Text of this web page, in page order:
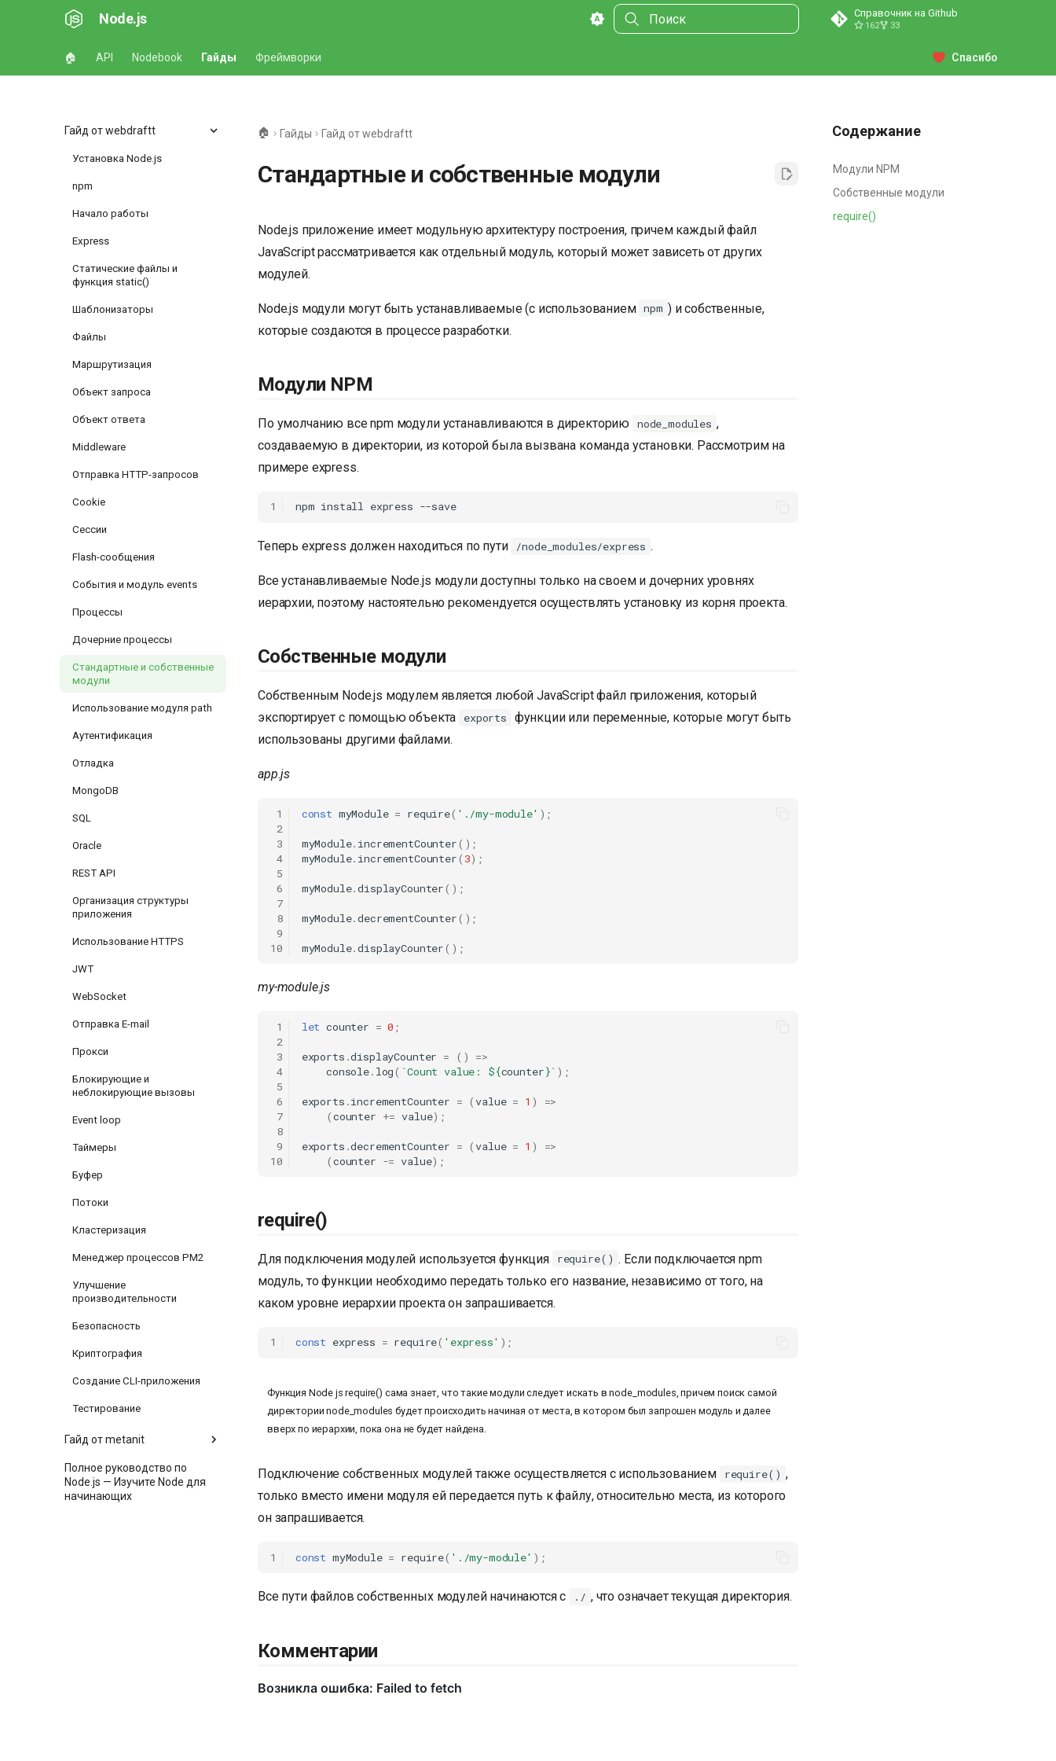
Node.js Справочник на Github
162 33
🏠 API Nodebook Гайды Фреймворки Спасибо
Гайд от webdraftt
Установка Node.js
npm
Начало работы
Express
Статические файлы и
функция static()
Шаблонизаторы
Файлы
Маршрутизация
Объект запроса
Объект ответа
Middleware
Отправка HTTP-запросов
Cookie
Сессии
Flash-сообщения
События и модуль events
Процессы
Дочерние процессы
Стандартные и собственные
модули
Использование модуля path
Аутентификация
Отладка
MongoDB
SQL
Oracle
REST API
Организация структуры
приложения
Использование HTTPS
JWT
WebSocket
Отправка E-mail
Прокси
Блокирующие и
неблокирующие вызовы
Event loop
Таймеры
Буфер
Потоки
Кластеризация
Менеджер процессов PM2
Улучшение
производительности
Безопасность
Криптография
Создание CLI-приложения
Тестирование
Гайд от metanit
Полное руководство по
Node.js — Изучите Node для
начинающих
Содержание
Модули NPM
Собственные модули
require()
🏠 Гайды Гайд от webdraftt
Стандартные и собственные модули
Node.js приложение имеет модульную архитектуру построения, причем каждый файл
JavaScript рассматривается как отдельный модуль, который может зависеть от других
модулей.
Node.js модули могут быть устанавливаемые (с использованием npm ) и собственные,
которые создаются в процессе разработки.
Модули NPM
По умолчанию все npm модули устанавливаются в директорию node_modules ,
создаваемую в директории, из которой была вызвана команда установки. Рассмотрим на
примере express.
1 npm install express --save
Теперь express должен находиться по пути /node_modules/express .
Все устанавливаемые Node.js модули доступны только на своем и дочерних уровнях
иерархии, поэтому настоятельно рекомендуется осуществлять установку из корня проекта.
Собственные модули
Собственным Node.js модулем является любой JavaScript файл приложения, который
экспортирует с помощью объекта
exports
функции или переменные, которые могут быть
использованы другими файлами.
app.js
1
2
3
4
5
6
7
8
9
10
const myModule = require( './my-module' );
myModule. incrementCounter();
myModule. incrementCounter( 3);
myModule.displayCounter();
myModule.decrementCounter();
myModule.displayCounter();
my-module.js
1
2
3
4
5
6
7
8
9
10
let counter = 0 ;
exports .displayCounter = ()
=>
console. log( `Count value: ${counter}` );
exports .incrementCounter = (value = 1 )
=>
(counter += value);
exports .decrementCounter = (value = 1 )
=>
(counter -= value);
require()
Для подключения модулей используется функция require() . Если подключается npm
модуль, то функции необходимо передать только его название, независимо от того, на
каком уровне иерархии проекта он запрашивается.
1 const express = require( 'express' );
Функция Node js require() сама знает, что такие модули следует искать в node_modules, причем поиск самой
директории node_modules будет происходить начиная от места, в котором был запрошен модуль и далее
вверх по иерархии, пока она не будет найдена.
Подключение собственных модулей также осуществляется с использованием require() ,
только вместо имени модуля ей передается путь к файлу, относительно места, из которого
он запрашивается.
1 const myModule = require( './my-module' );
Все пути файлов собственных модулей начинаются с ./ , что означает текущая директория.
Комментарии